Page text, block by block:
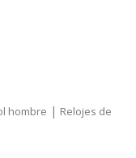
hombre | Relojes de